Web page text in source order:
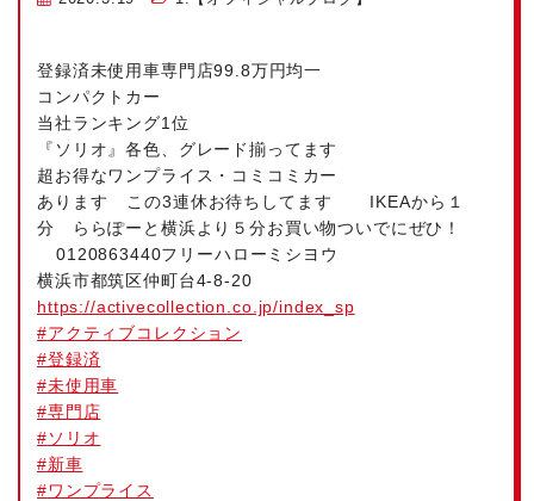
登録済未使用車専門店99.8万円均一
コンパクトカー
当社ランキング1位
『ソリオ』各色、グレード揃ってます
超お得なワンプライス・コミコミカー
あります
この3連休お待ちしてます
IKEAから１
分 ららぽーと横浜より５分お買い物ついでにぜひ！
0120863440フリーハローミシヨウ
横浜市都筑区仲町台4-8-20
https://activecollection.co.jp/index_sp
#アクティブコレクション
#登録済
#未使用車
#専門店
#ソリオ
#新車
#ワンプライス